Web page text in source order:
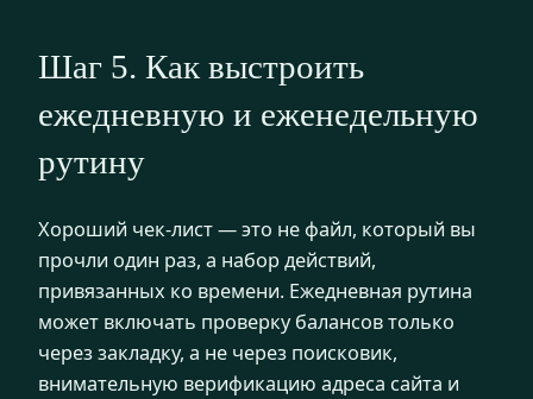
Шаг 5. Как выстроить
ежедневную и еженедельную
рутину
Хороший чек-лист — это не файл, который вы
прочли один раз, а набор действий,
привязанных ко времени. Ежедневная рутина
может включать проверку балансов только
через закладку, а не через поисковик,
внимательную верификацию адреса сайта и